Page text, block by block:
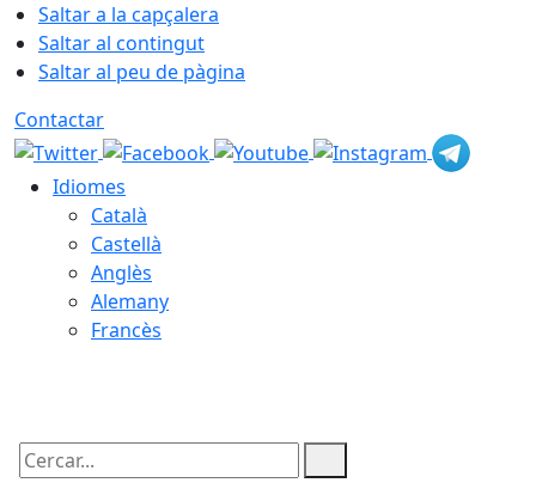
Saltar a la capçalera
Saltar al contingut
Saltar al peu de pàgina
Contactar
Idiomes
Català
Castellà
Anglès
Alemany
Francès
Cercar: